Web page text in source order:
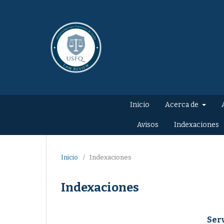
Inicio Acerca de
Avisos Indexaciones
Inicio / Indexaciones
Indexaciones